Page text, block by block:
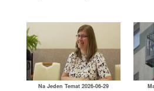
Na Jeden Temat 2026-06-29